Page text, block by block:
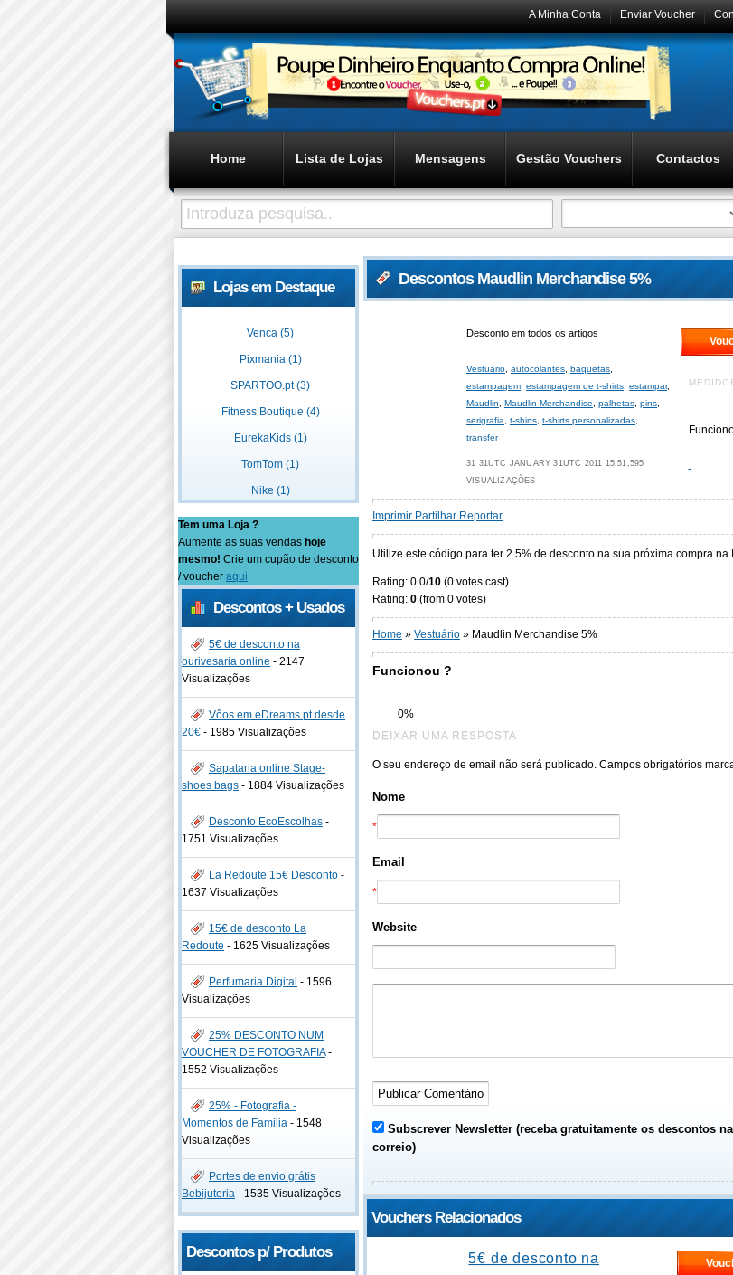
Enviar Voucher
A Minha Conta
Home Lista de Lojas Mensagens Gestão Vouchers Contactos
Lojas em Destaque
Venca (5)
Pixmania (1)
SPARTOO.pt (3)
Fitness Boutique (4)
EurekaKids (1)
TomTom (1)
Nike (1)
Tem uma Loja ?
Aumente as suas vendas hoje
mesmo! Crie um cupão de desconto
/ voucher aqui
Descontos + Usados
5€ de desconto na
ourivesaria online - 2147
Visualizações
Vôos em eDreams.pt desde
20€ - 1985 Visualizações
Sapataria online Stage-
shoes bags - 1884 Visualizações
Desconto EcoEscolhas -
1751 Visualizações
La Redoute 15€ Desconto -
1637 Visualizações
15€ de desconto La
Redoute - 1625 Visualizações
Perfumaria Digital - 1596
Visualizações
25% DESCONTO NUM
VOUCHER DE FOTOGRAFIA-
1552 Visualizações
25% - Fotografia -
Momentos de Familia - 1548
Visualizações
Portes de envio grátis
Bebijuteria - 1535 Visualizações
Descontos p/ Produtos
Descontos Maudlin Merchandise 5%
Desconto em todos os artigos
Vestuário autocolantes baquetas
estampagem estampagem de t-shirts estampar,
Maudlin
Maudlin Merchandise palhetas pins
serigrafia
t-shirts t-shirts personalizadas
transfer
31 31UTC JANUARY 31UTC 2011 15:51,595
VISUALIZAÇÕES
Imprimir Partilhar Reportar
Utilize este código para ter 2.5% de desconto na sua próxima compra
Rating: 0.0/10 (0 votes cast)
Rating: 0 (from 0 votes)
Home » Vestuário » Maudlin Merchandise 5%
Funcionou ?
0%
DEIXAR UMA RESPOSTA
O seu endereço de email não será publicado. Campos obrigatórios
Nome
*
Email
*
Website
Subscrever Newsletter (receba gratuitamente os descontos
correio)
Vouchers Relacionados
5€ de desconto na